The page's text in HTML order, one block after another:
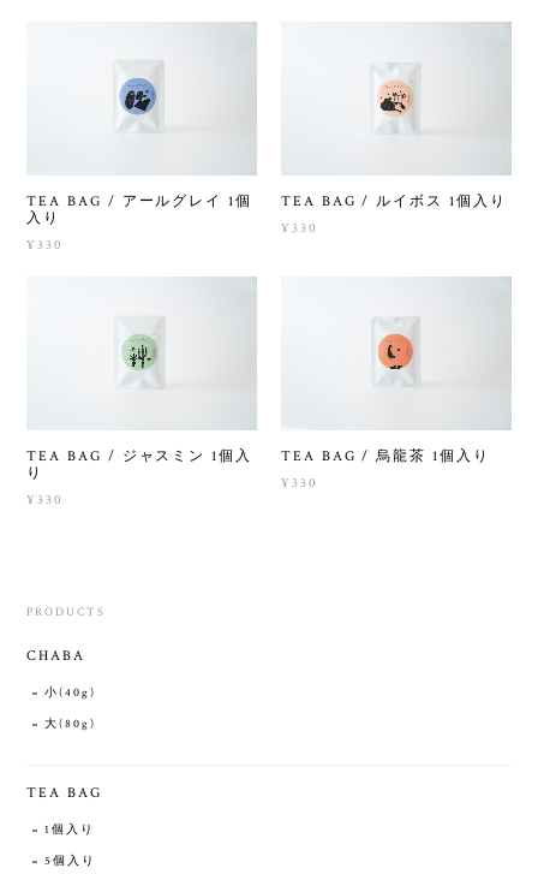
TEA BAG / アールグレイ 1個
入り
¥330
TEA BAG / ルイボス 1個入り
¥330
TEA BAG / ジャスミン 1個入
り
¥330
TEA BAG / 烏龍茶 1個入り
¥330
PRODUCTS
CHABA
小(40g)
大(80g)
TEA BAG
1個入り
5個入り